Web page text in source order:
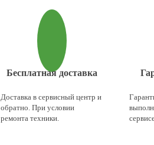
Бесплатная доставка
Доставка в сервисный центр и
обратно. При условии
ремонта техники.